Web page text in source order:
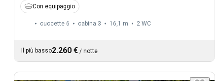
Con equipaggio
cuccette 6 cabina 3 16,1 m 2 WC
Il più basso2.260 € / notte